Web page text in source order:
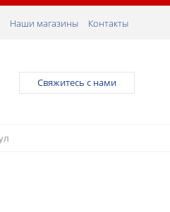
Наши магазины Контакты
Свяжитесь с нами